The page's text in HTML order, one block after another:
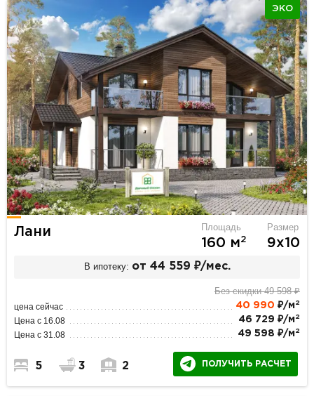
ЭКО
Лани Площадь
160 м2
Размер
9х10
В ипотеку: от 44 559 ₽/мес.
Без скидки 49 598 ₽
цена сейчас 40 990 ₽/м 2
Цена с 16.08 46 729 ₽/м 2
Цена с 31.08 49 598 ₽/м 2
5 3 2 ПОЛУЧИТЬ РАСЧЕТ